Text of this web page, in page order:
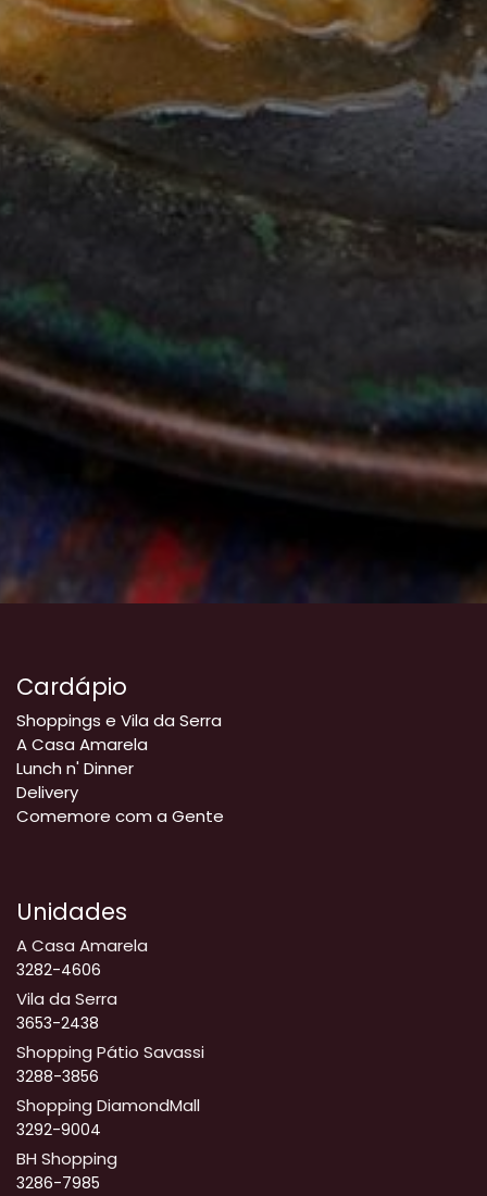
Cardápio
Shoppings e Vila da Serra
A Casa Amarela
Lunch n' Dinner
Delivery
Comemore com a Gente
Unidades
A Casa Amarela
3282-4606
Vila da Serra
3653-2438
Shopping Pátio Savassi
3288-3856
Shopping DiamondMall
3292-9004
BH Shopping
3286-7985